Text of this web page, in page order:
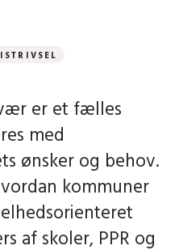
er et fælles
med
ønsker og behov.
kommuner
af skoler, PPR og